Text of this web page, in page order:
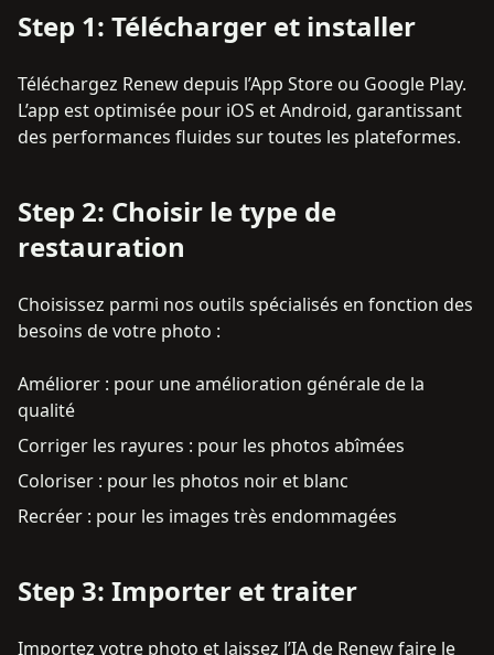
Step 1: Télécharger et installer
Téléchargez Renew depuis l’App Store ou Google Play.
L’app est optimisée pour iOS et Android, garantissant
des performances fluides sur toutes les plateformes.
Step 2: Choisir le type de
restauration
Choisissez parmi nos outils spécialisés en fonction des
besoins de votre photo :
Améliorer : pour une amélioration générale de la
qualité
Corriger les rayures : pour les photos abîmées
Coloriser : pour les photos noir et blanc
Recréer : pour les images très endommagées
Step 3: Importer et traiter
Importez votre photo et laissez l’IA de Renew faire le